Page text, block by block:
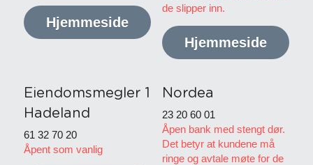
Hjemmeside
de slipper inn.
Hjemmeside
Eiendomsmegler 1
Hadeland
61 32 70 20
Åpent som vanlig
Nordea
23 20 60 01
Åpen bank med stengt dør.
Det betyr at kundene må
ringe og avtale møte for de